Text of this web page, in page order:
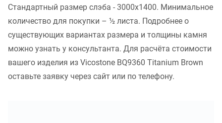
Стандартный размер слэба - 3000x1400. Минимальное
количество для покупки – ½ листа. Подробнее о
существующих вариантах размера и толщины камня
можно узнать у консультанта. Для расчёта стоимости
вашего изделия из Vicostone BQ9360 Titanium Brown
оставьте заявку через сайт или по телефону.